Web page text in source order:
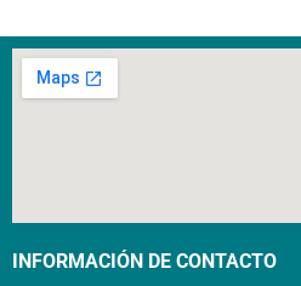
INFORMACIÓN DE CONTACTO